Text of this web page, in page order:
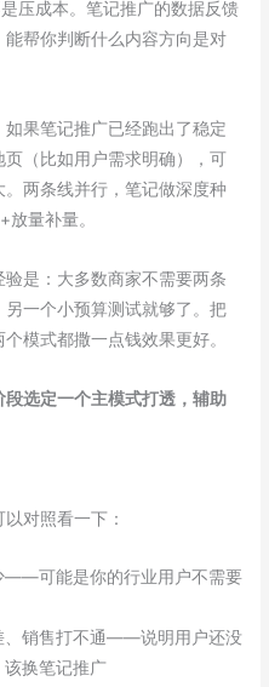
压成本。笔记推广的数据反馈
能帮你判断什么内容方向是对
果笔记推广已经跑出了稳定
（比如用户需求明确），可
两条线并行，笔记做深度种
量补量。
是：大多数商家不需要两条
一个小预算测试就够了。把
模式都撒一点钱效果更好。
选定一个主模式打透，辅助
对照看一下：
——可能是你的行业用户不需要
、销售打不通——说明用户还没
换笔记推广